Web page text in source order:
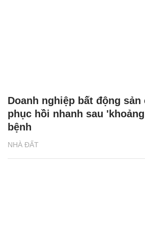
NHÀ ĐẤT
Doanh nghiệp bất động
phục hồi nhanh sau
bệnh